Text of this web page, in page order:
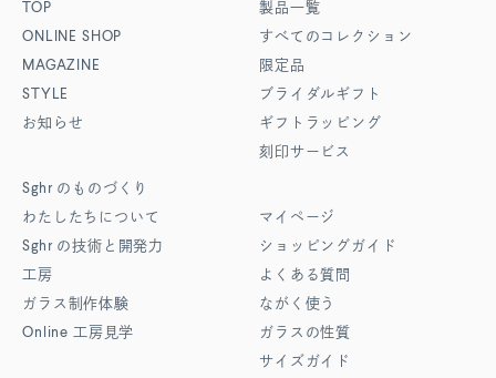
TOP
ONLINE SHOP
MAGAZINE
STYLE
お知らせ
Sghr のものづくり
わたしたちについて
Sghr の技術と開発力
工房
ガラス制作体験
Online 工房見学
製品一覧
すべてのコレクション
限定品
ブライダルギフト
ギフトラッピング
刻印サービス
マイページ
ショッピングガイド
よくある質問
ながく使う
ガラスの性質
サイズガイド